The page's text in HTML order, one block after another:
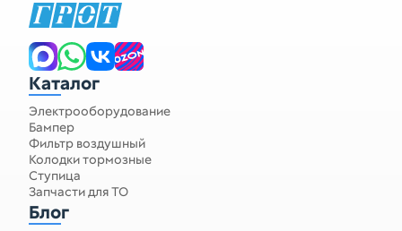
Каталог
Электрооборудование
Бампер
Фильтр воздушный
Колодки тормозные
Ступица
Запчасти для ТО
Блог